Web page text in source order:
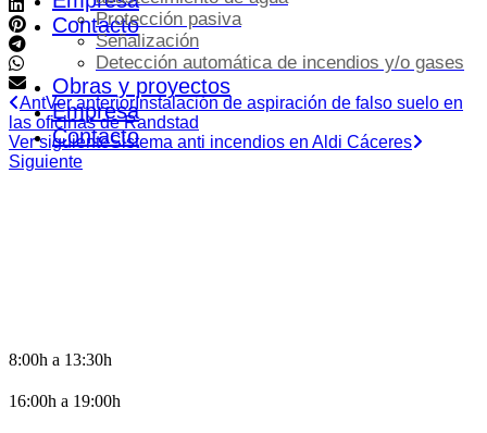
ContactoProtección pasiva
Señalización
Detección automática de incendios y/o gases
Obras y proyectos
Empresa
Contacto
AntVer anteriorInstalación de aspiración de falso suelo en
las oficinas de Randstad
Ver siguienteSistema anti incendios en Aldi Cáceres
Siguiente
8:00h a 13:30h
16:00h a 19:00h